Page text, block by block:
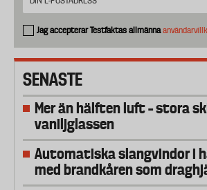
Jag accepterar Testfaktas allmänna
SENASTE
Mer än hälften luft – stora
vaniljglassen
Automatiska slangvindor i
med brandkåren som